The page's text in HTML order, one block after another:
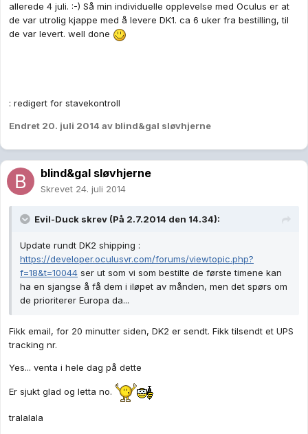
allerede 4 juli. :-) Så min individuelle opplevelse med Oculus er at
de var utrolig kjappe med å levere DK1. ca 6 uker fra bestilling, til
de var levert. well done
: redigert for stavekontroll
Endret 20. juli 2014 av blind&gal sløvhjerne
blind&gal sløvhjerne
Skrevet 24. juli 2014
Evil-Duck skrev (På 2.7.2014 den 14.34):
Update rundt DK2 shipping :
https://developer.oculusvr.com/forums/viewtopic.php?
f=18&t=10044 ser ut som vi som bestilte de første timene kan
ha en sjangse å få dem i iløpet av månden, men det spørs om
de prioriterer Europa da...
Fikk email, for 20 minutter siden, DK2 er sendt. Fikk tilsendt et UPS
tracking nr.
Yes... venta i hele dag på dette
Er sjukt glad og letta no.
tralalala